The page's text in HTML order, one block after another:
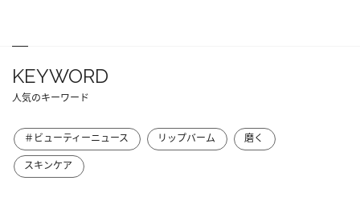
KEYWORD
人気のキーワード
＃ビューティーニュース リップバーム
磨く
スキンケア